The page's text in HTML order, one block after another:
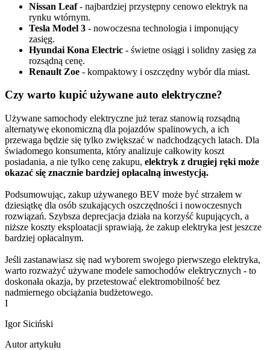
Nissan Leaf- najbardziej przystępny cenowo elektryk na
rynku wtórnym.
Tesla Model 3 - nowoczesna technologia i imponujący
zasięg.
Hyundai Kona Electric - świetne osiągi i solidny zasięg za
rozsądną cenę.
Renault Zoe - kompaktowy i oszczędny wybór dla miast.
Czy warto kupić używane auto elektryczne?
Używane samochody elektryczne już teraz stanowią rozsądną
alternatywę ekonomiczną dla pojazdów spalinowych, a ich
przewaga będzie się tylko zwiększać w nadchodzących latach. Dla
świadomego konsumenta, który analizuje całkowity koszt
posiadania, a nie tylko cenę zakupu, elektryk z drugiej ręki może
okazać się znacznie bardziej opłacalną inwestycją.
Podsumowując, zakup używanego BEV może być strzałem w
dziesiątkę dla osób szukających oszczędności i nowoczesnych
rozwiązań. Szybsza deprecjacja działa na korzyść kupujących, a
niższe koszty eksploatacji sprawiają, że zakup elektryka jest jeszcze
bardziej opłacalnym.
Jeśli zastanawiasz się nad wyborem swojego pierwszego elektryka,
warto rozważyć używane modele samochodów elektrycznych - to
doskonała okazja, by przetestować elektromobilność bez
nadmiernego obciążania budżetowego.
I
Igor Siciński
Autor artykułu